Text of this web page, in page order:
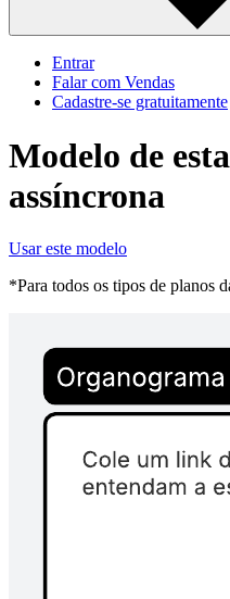
Entrar
Falar com Vendas
Cadastre‐se gratuitamente
Modelo de
assíncrona
Usar este modelo
*Para todos os tipos de planos